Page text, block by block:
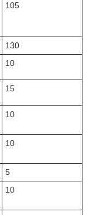
105
130
10
15
10
10
5
10